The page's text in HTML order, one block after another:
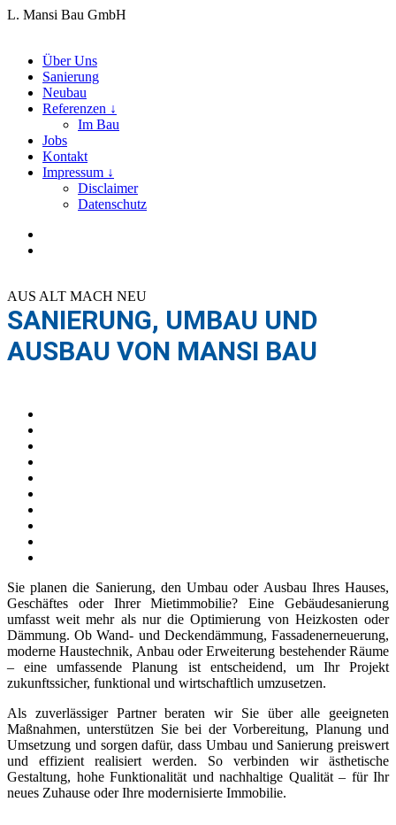
L. Mansi Bau GmbH
Über Uns
Sanierung
Neubau
Referenzen ↓
Im Bau
Jobs
Kontakt
Impressum ↓
Disclaimer
Datenschutz
AUS ALT MACH NEU
SANIERUNG, UMBAU UND
AUSBAU VON MANSI BAU
Sie planen die Sanierung, den Umbau oder Ausbau Ihres Hauses,
Geschäftes oder Ihrer Mietimmobilie? Eine Gebäudesanierung
umfasst weit mehr als nur die Optimierung von Heizkosten oder
Dämmung. Ob Wand- und Deckendämmung, Fassadenerneuerung,
moderne Haustechnik, Anbau oder Erweiterung bestehender Räume
– eine umfassende Planung ist entscheidend, um Ihr Projekt
zukunftssicher, funktional und wirtschaftlich umzusetzen.
Als zuverlässiger Partner beraten wir Sie über alle geeigneten
Maßnahmen, unterstützen Sie bei der Vorbereitung, Planung und
Umsetzung und sorgen dafür, dass Umbau und Sanierung preiswert
und effizient realisiert werden. So verbinden wir ästhetische
Gestaltung, hohe Funktionalität und nachhaltige Qualität – für Ihr
neues Zuhause oder Ihre modernisierte Immobilie.